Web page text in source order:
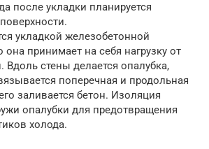
после укладки планируется
укладкой железобетонной
принимает на себя нагрузку от
стены делается опалубка,
поперечная и продольная
заливается бетон. Изоляция
опалубки для предотвращения
холода.